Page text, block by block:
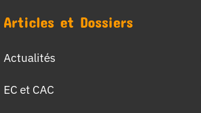
Articles et Dossiers
Actualités
EC et CAC